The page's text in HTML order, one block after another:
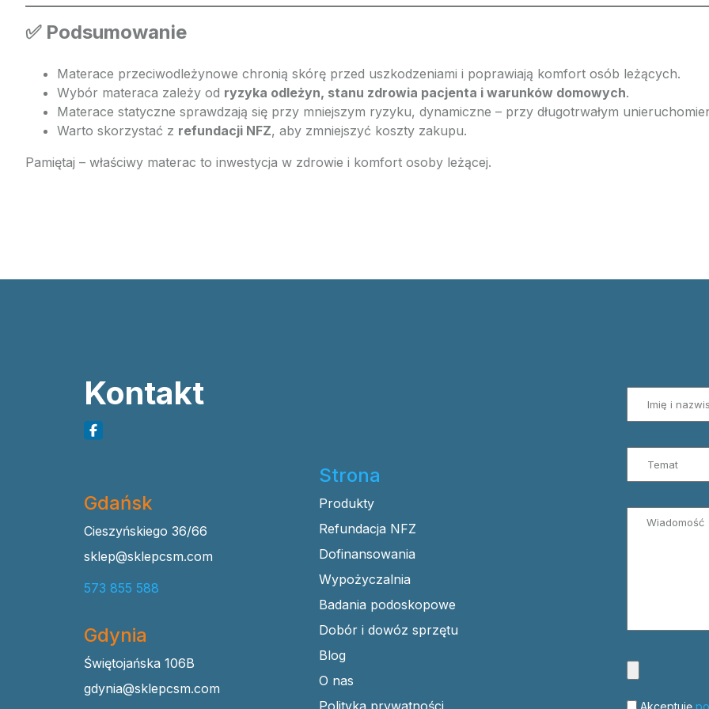
✅ Podsumowanie
Materace przeciwodleżynowe chronią skórę przed uszkodzeniami i poprawiają komfort osób leżących.
Wybór materaca zależy od ryzyka odleżyn, stanu zdrowia pacjenta i warunków domowych.
Materace statyczne sprawdzają się przy mniejszym ryzyku, dynamiczne – przy długotrwałym
Warto skorzystać z refundacji NFZ, aby zmniejszyć koszty zakupu.
Pamiętaj – właściwy materac to inwestycja w zdrowie i komfort osoby leżącej.
Kontakt
Gdańsk
Cieszyńskiego 36/66
sklep@sklepcsm.com
573 855 588
Gdynia
Świętojańska 106B
gdynia@sklepcsm.com
Strona
Produkty
Refundacja NFZ
Dofinansowania
Wypożyczalnia
Badania podoskopowe
Dobór i dowóz sprzętu
Blog
O nas
Polityka prywatności
Akceptuję